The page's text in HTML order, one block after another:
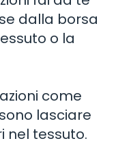
dalla borsa
o la
come
lasciare
nel tessuto.